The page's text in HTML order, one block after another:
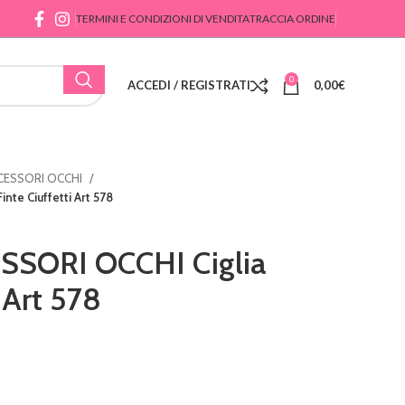
TERMINI E CONDIZIONI DI VENDITATRACCIA ORDINE
ACCEDI / REGISTRATI 0 0,00€
OCCHI
Ciuffetti Art 578
OCCHI Ciglia
578